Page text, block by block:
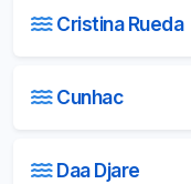
Cristina Rueda
Cunhac
Daa Djare